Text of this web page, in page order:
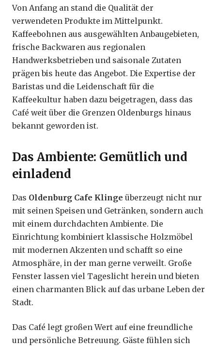
Von Anfang an stand die Qualität der
verwendeten Produkte im Mittelpunkt.
Kaffeebohnen aus ausgewählten Anbaugebieten,
frische Backwaren aus regionalen
Handwerksbetrieben und saisonale Zutaten
prägen bis heute das Angebot. Die Expertise der
Baristas und die Leidenschaft für die
Kaffeekultur haben dazu beigetragen, dass das
Café weit über die Grenzen Oldenburgs hinaus
bekannt geworden ist.
Das Ambiente: Gemütlich und
einladend
Das Oldenburg Cafe Klinge überzeugt nicht nur
mit seinen Speisen und Getränken, sondern auch
mit einem durchdachten Ambiente. Die
Einrichtung kombiniert klassische Holzmöbel
mit modernen Akzenten und schafft so eine
Atmosphäre, in der man gerne verweilt. Große
Fenster lassen viel Tageslicht herein und bieten
einen charmanten Blick auf das urbane Leben der
Stadt.
Das Café legt großen Wert auf eine freundliche
und persönliche Betreuung. Gäste fühlen sich